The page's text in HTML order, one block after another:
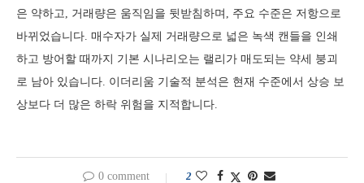
은 약하고, 거래량은 움직임을 뒷받침하며, 주요 수준은 저항으로
바뀌었습니다. 매수자가 실제 거래량으로 넓은 녹색 캔들을 인쇄
하고 방어할 때까지 기본 시나리오는 랠리가 매도되는 약세 붕괴
로 남아 있습니다. 이더리움 기술적 분석은 현재 수준에서 상승 보
상보다 더 많은 하락 위험을 지적합니다.
0 comment 2